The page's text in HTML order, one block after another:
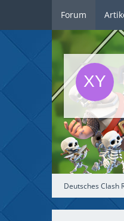
Forum
Deutsches Clash